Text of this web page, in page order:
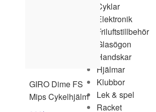
Cyklar
Elektronik
Friluftstillbehör
Glasögon
Handskar
Hjälmar
Klubbor
Lek & spel
Racket
GIRO Dime FS
Mips Cykelhjälm